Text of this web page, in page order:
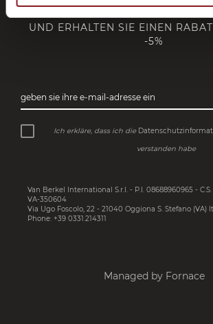
MELDEN SIE SICH FÜR UNSEREN
UND ERHALTEN SIE EINEN
-5%
geben sie ihre e-mail-adresse ein
Ich erkläre, dass ich die
verstanden habe
Van Berkel International S.r.l. - P.I. 08688960965 -
VA-350604
Via Ugo Foscolo, 22 - 21040 Oggiona S. Stefano (VA)
Phone: +39 0331.214311
Managed by Fornace